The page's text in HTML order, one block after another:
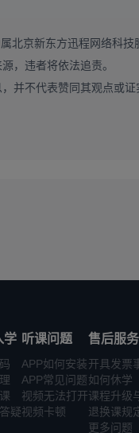
北京新东方迅程网络科
，违者将依法追责。
并不代表赞同其观点或
学
疑
听课问题
APP如何安装
APP常见问题
视频无法打开
视频卡顿
售后服务
开具发票
如何休学
课程升级
退换课规
更多问题